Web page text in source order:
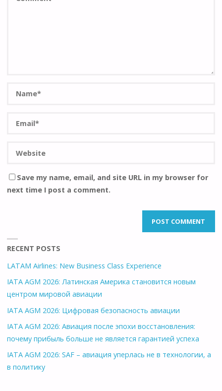
Save my name, email, and site URL in my browser for
next time I post a comment.
RECENT POSTS
LATAM Airlines: New Business Class Experience
IATA AGM 2026: Латинская Америка становится новым
центром мировой авиации
IATA AGM 2026: Цифровая безопасность авиации
IATA AGM 2026: Авиация после эпохи восстановления:
почему прибыль больше не является гарантией успеха
IATA AGM 2026: SAF – авиация уперлась не в технологии, а
в политику